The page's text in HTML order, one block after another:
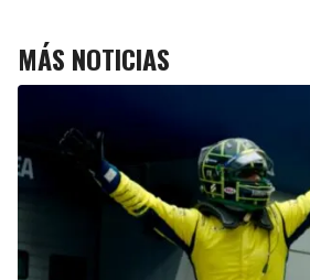
MÁS NOTICIAS